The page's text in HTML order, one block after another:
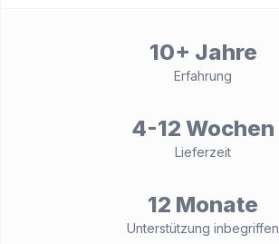
10+ Jahre
Erfahrung
4-12 Wochen
Lieferzeit
12 Monate
Unterstützung inbegriffen